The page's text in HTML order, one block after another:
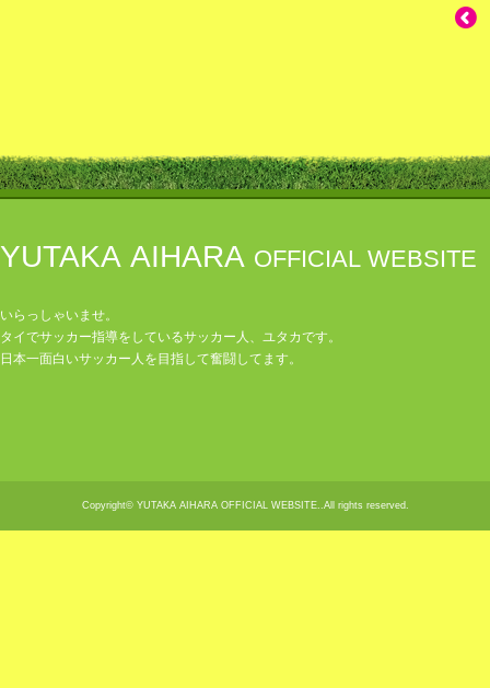
YUTAKA AIHARA OFFICIAL WEBSITE
いらっしゃいませ。
タイでサッカー指導をしているサッカー人、ユタカです。
日本一面白いサッカー人を目指して奮闘してます。
Copyright© YUTAKA AIHARA OFFICIAL WEBSITE..All rights reserved.